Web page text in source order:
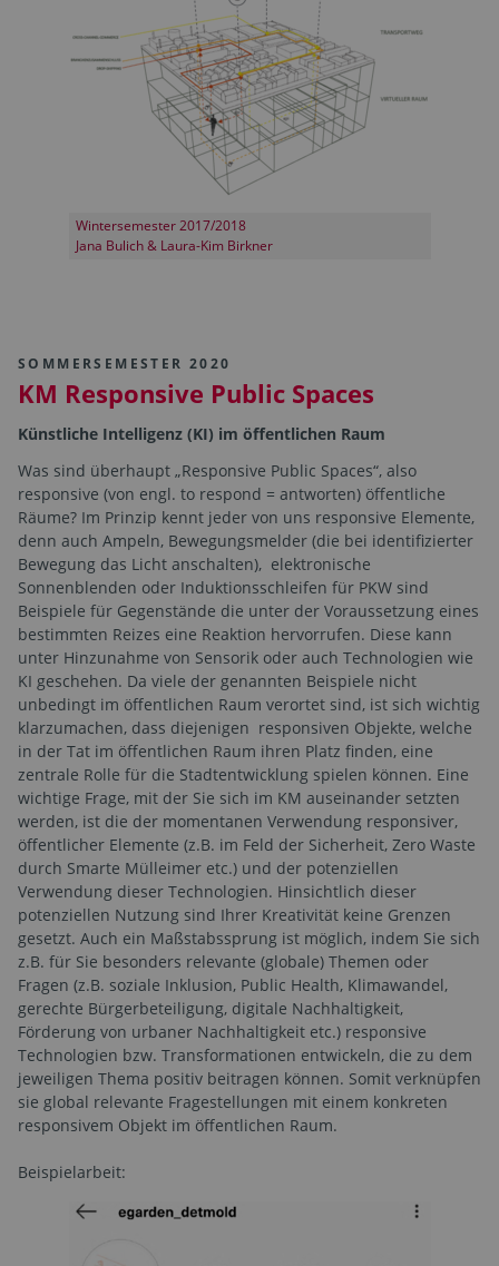
Wintersemester 2017/2018
Jana Bulich & Laura-Kim Birkner
SOMMERSEMESTER 2020
KM Responsive Public Spaces
Künstliche Intelligenz (KI) im öffentlichen Raum
Was sind überhaupt „Responsive Public Spaces“, also
responsive (von engl. to respond = antworten) öffentliche
Räume? Im Prinzip kennt jeder von uns responsive Elemente,
denn auch Ampeln, Bewegungsmelder (die bei identifizierter
Bewegung das Licht anschalten), elektronische
Sonnenblenden oder Induktionsschleifen für PKW sind
Beispiele für Gegenstände die unter der Voraussetzung eines
bestimmten Reizes eine Reaktion hervorrufen. Diese kann
unter Hinzunahme von Sensorik oder auch Technologien wie
KI geschehen. Da viele der genannten Beispiele nicht
unbedingt im öffentlichen Raum verortet sind, ist sich wichtig
klarzumachen, dass diejenigen responsiven Objekte, welche
in der Tat im öffentlichen Raum ihren Platz finden, eine
zentrale Rolle für die Stadtentwicklung spielen können. Eine
wichtige Frage, mit der Sie sich im KM auseinander setzten
werden, ist die der momentanen Verwendung responsiver,
öffentlicher Elemente (z.B. im Feld der Sicherheit, Zero Waste
durch Smarte Mülleimer etc.) und der potenziellen
Verwendung dieser Technologien. Hinsichtlich dieser
potenziellen Nutzung sind Ihrer Kreativität keine Grenzen
gesetzt. Auch ein Maßstabssprung ist möglich, indem Sie sich
z.B. für Sie besonders relevante (globale) Themen oder
Fragen (z.B. soziale Inklusion, Public Health, Klimawandel,
gerechte Bürgerbeteiligung, digitale Nachhaltigkeit,
Förderung von urbaner Nachhaltigkeit etc.) responsive
Technologien bzw. Transformationen entwickeln, die zu dem
jeweiligen Thema positiv beitragen können. Somit verknüpfen
sie global relevante Fragestellungen mit einem konkreten
responsivem Objekt im öffentlichen Raum.
Beispielarbeit: